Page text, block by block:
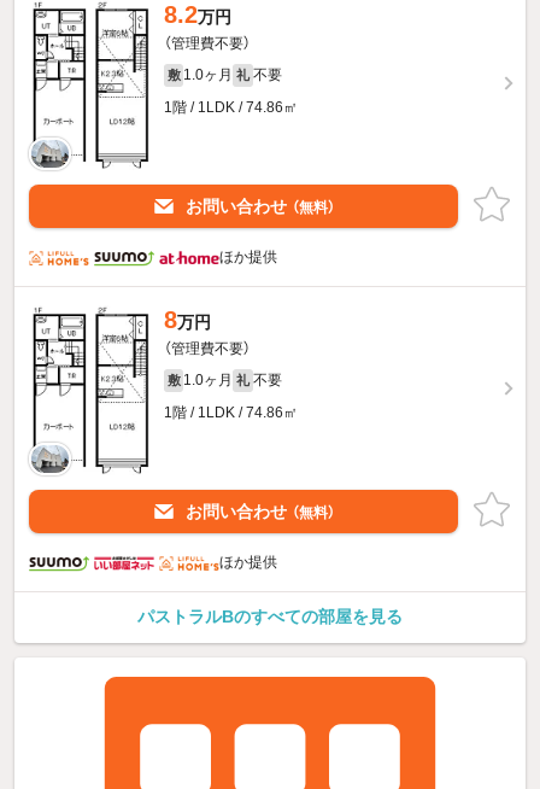
8.2万円
（管理費不要）
敷 1.0ヶ月 礼 不要
1階 / 1LDK / 74.86㎡
お問い合わせ （無料）
ほか提供
8万円
（管理費不要）
敷 1.0ヶ月 礼 不要
1階 / 1LDK / 74.86㎡
お問い合わせ （無料）
ほか提供
パストラルBのすべての部屋を見る